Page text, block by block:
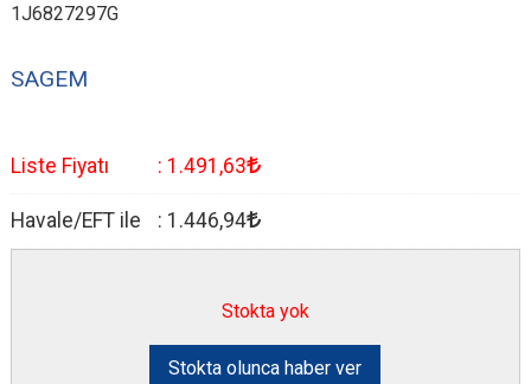
1J6827297G
SAGEM
Liste Fiyatı : 1.491 ,63
Havale/EFT ile : 1.446,94
Stokta yok
Stokta olunca haber ver